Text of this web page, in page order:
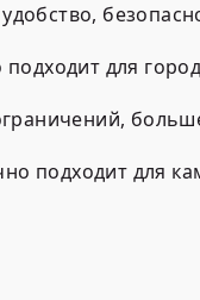
для
подходит для